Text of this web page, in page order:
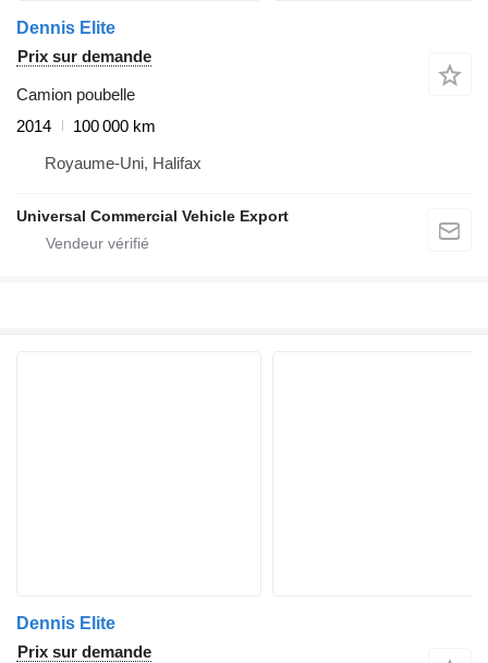
Dennis Elite
Prix sur demande
Camion poubelle
2014
100 000 km
Royaume-Uni, Halifax
Universal Commercial Vehicle Export
Dennis Elite
Prix sur demande